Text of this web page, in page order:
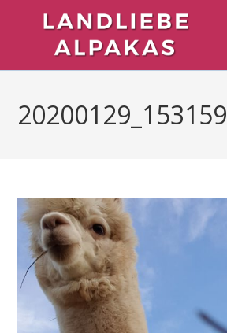
20200129_153159